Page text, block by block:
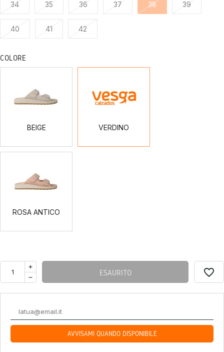
34 35 36 37 38 39
40 41 42
COLORE
BEIGE VERDINO
ROSA ANTICO
ESAURITO
AVVISAMI QUANDO DISPONIBILE
favorite_border